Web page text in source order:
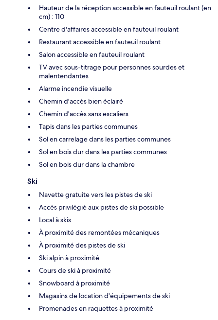
Hauteur de la réception accessible en fauteuil roulant (en
cm) : 110
Centre d'affaires accessible en fauteuil roulant
Restaurant accessible en fauteuil roulant
Salon accessible en fauteuil roulant
TV avec sous-titrage pour personnes sourdes et
malentendantes
Alarme incendie visuelle
Chemin d'accès bien éclairé
Chemin d'accès sans escaliers
Tapis dans les parties communes
Sol en carrelage dans les parties communes
Sol en bois dur dans les parties communes
Sol en bois dur dans la chambre
Ski
Navette gratuite vers les pistes de ski
Accès privilégié aux pistes de ski possible
Local à skis
À proximité des remontées mécaniques
À proximité des pistes de ski
Ski alpin à proximité
Cours de ski à proximité
Snowboard à proximité
Magasins de location d'équipements de ski
Promenades en raquettes à proximité